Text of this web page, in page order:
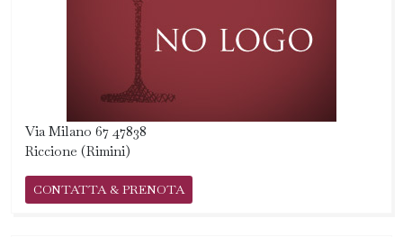
Via Milano 67 47838
Riccione (Rimini)
CONTATTA & PRENOTA